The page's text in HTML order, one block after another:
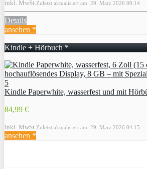
inkl. MwSt. Zuletzt aktualisiert am: 29. März 2026 09:14
Details
ansehen *
Kindle + Hörbuch *
Kindle Paperwhite, wasserfest und mit
84,99 €
inkl. MwSt. Zuletzt aktualisiert am: 29. März 2026 04:15
ansehen *